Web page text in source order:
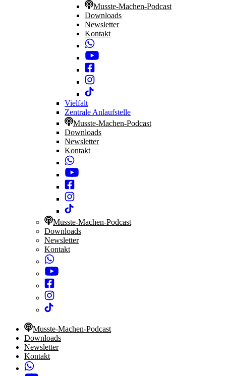
Musste-Machen-Podcast
Downloads
Newsletter
Kontakt
Vielfalt
Zentrale Anlaufstelle
Musste-Machen-Podcast
Downloads
Newsletter
Kontakt
Musste-Machen-Podcast
Downloads
Newsletter
Kontakt
Musste-Machen-Podcast
Downloads
Newsletter
Kontakt